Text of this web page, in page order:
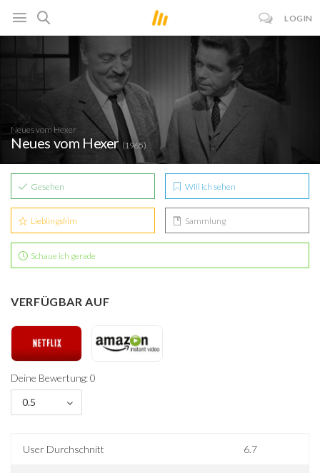
LOGIN
Neues vom Hexer
Neues vom Hexer(1965)
Gesehen Will ich sehen
Lieblingsfilm Sammlung
Schaue ich gerade
VERFÜGBAR AUF
Deine Bewertung: 0
0.5
User Durchschnitt 6.7